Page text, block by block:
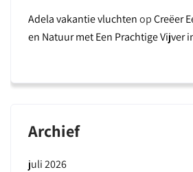
Adela vakantie vluchtenopCreëer
en Natuur met Een Prachtige Vijver
Archief
juli 2026